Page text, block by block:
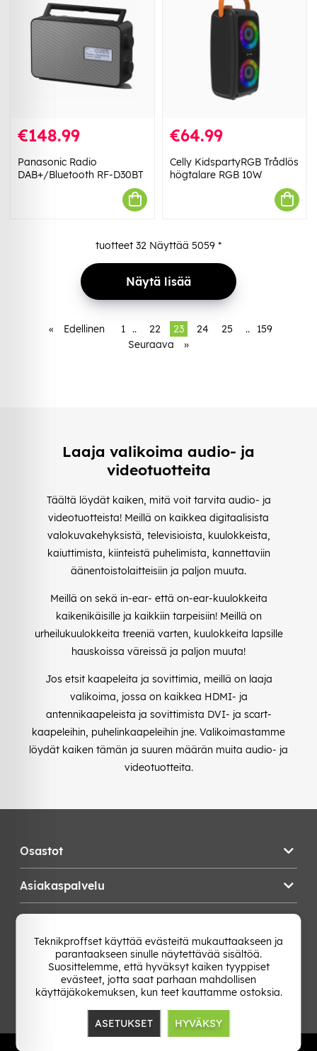
€148.99
Panasonic Radio
DAB+/Bluetooth RF-D30BT
€64.99
Celly KidspartyRGB Trådlös
högtalare RGB 10W
tuotteet 32 Näyttää 5059 *
Näytä lisää
« Edellinen 1 .. 22 23 24 25 ..
159
Seuraava
»
Laaja valikoima audio- ja
videotuotteita
Täältä löydät kaiken, mitä voit tarvita audio- ja
videotuotteista! Meillä on kaikkea digitaalisista
valokuvakehyksistä, televisioista, kuulokkeista,
kaiuttimista, kiinteistä puhelimista, kannettaviin
äänentoistolaitteisiin ja paljon muuta.
Meillä on sekä in-ear- että on-ear-kuulokkeita
kaikenikäisille ja kaikkiin tarpeisiin! Meillä on
urheilukuulokkeita treeniä varten, kuulokkeita lapsille
hauskoissa väreissä ja paljon muuta!
Jos etsit kaapeleita ja sovittimia, meillä on laaja
valikoima, jossa on kaikkea HDMI- ja
antennikaapeleista ja sovittimista DVI- ja scart-
kaapeleihin, puhelinkaapeleihin jne. Valikoimastamme
löydät kaiken tämän ja suuren määrän muita audio- ja
videotuotteita.
Osastot
Asiakaspalvelu
Vaihda Maa
Teknikproffset käyttää evästeitä mukauttaakseen ja
parantaakseen sinulle näytettävää sisältöä.
Suosittelemme, että hyväksyt kaiken tyyppiset
evästeet, jotta saat parhaan mahdollisen
käyttäjäkokemuksen, kun teet kauttamme ostoksia.
ASETUKSET HYVÄKSY